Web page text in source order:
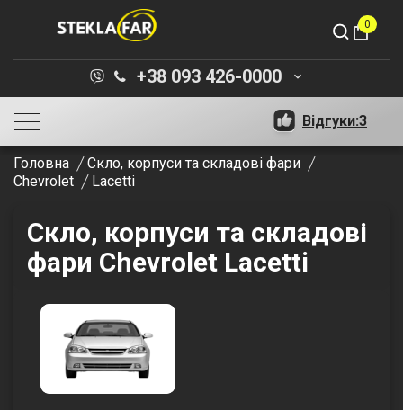
shopping_bag
0
+38 093 426-0000 keyboard_arrow_down
Відгуки:3
Головна
Скло, корпуси та складові фари
Chevrolet
Lacetti
Скло, корпуси та складові
фари Chevrolet Lacetti